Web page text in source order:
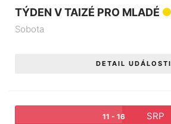
TÝDEN V TAIZÉ PRO MLADÉ
Sobota
DETAIL UDÁLOSTI
11 - 16 SRP